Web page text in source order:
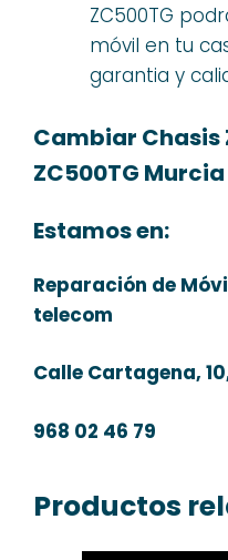
ZC500TG
móvil en tu
garantia y
Cambiar Chasis
ZC500TG Murcia
Estamos en:
Reparación de
telecom
Calle Cartagena,
968 02 46 79
Productos